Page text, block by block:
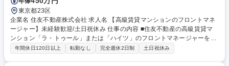
東京都23区
企業名 住友不動産株式会社 求人名 【高級賃貸マンションのフロントマネ
ージャー】未経験歓迎/土日祝休み 仕事の内容 ■住友不動産の高級賃貸マ
ンション「ラ・トゥール」または「ハイツ」のフロントマネージャーをお
任せします。マンション1棟の管理責任者として各スタッフのマネジメン
年間休日120日以上 転勤なし 完全週休2日制 土日祝休み